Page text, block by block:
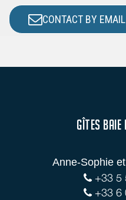
CONTACT BY EMAIL
GÎTES
Anne-Sophie
+33 5
+33 6